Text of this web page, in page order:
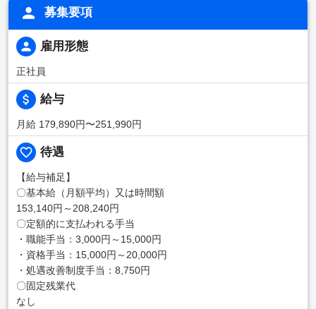
募集要項
雇用形態
正社員
給与
月給 179,890円〜251,990円
待遇
【給与補足】
〇基本給（月額平均）又は時間額
153,140円～208,240円
〇定額的に支払われる手当
・職能手当：3,000円～15,000円
・資格手当：15,000円～20,000円
・処遇改善制度手当：8,750円
〇固定残業代
なし